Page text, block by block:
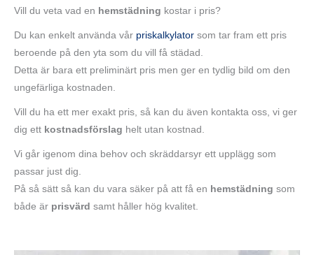
Vill du veta vad en hemstädning kostar i pris?
Du kan enkelt använda vår priskalkylator som tar fram ett pris
beroende på den yta som du vill få städad.
Detta är bara ett preliminärt pris men ger en tydlig bild om den
ungefärliga kostnaden.
Vill du ha ett mer exakt pris, så kan du även kontakta oss, vi ger
dig ett kostnadsförslag helt utan kostnad.
Vi går igenom dina behov och skräddarsyr ett upplägg som
passar just dig.
På så sätt så kan du vara säker på att få en hemstädning som
både är prisvärd samt håller hög kvalitet.